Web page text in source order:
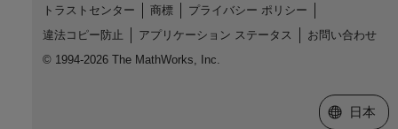
トラストセンター 商標
プライバシー ポリシー
違法コピー防止
アプリケーション ステータス
お問い合わせ
© 1994-2026 The MathWorks, Inc.
Web サイ
日本